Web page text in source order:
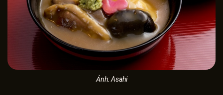
Ảnh: Asahi